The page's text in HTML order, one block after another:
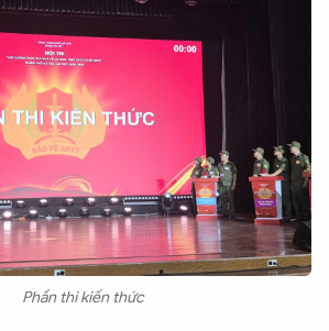
Phần thi kiến thức